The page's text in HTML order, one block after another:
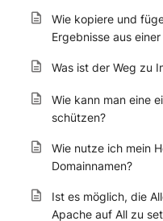
Wie kopiere und
Ergebnisse aus
Was ist der Weg zu
Wie kann man eine
schützen?
Wie nutze ich mein
Domainnamen?
Ist es möglich, die
Apache auf All zu